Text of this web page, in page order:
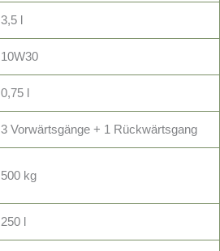
3,5 l
10W30
0,75 l
3 Vorwärtsgänge + 1 Rückwärtsgang
500 kg
250 l